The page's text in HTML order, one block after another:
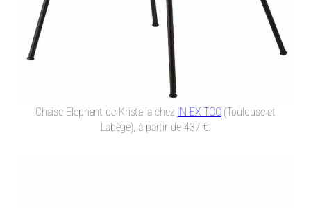
Chaise Elephant de Kristalia chez IN EX TOO(Toulouse et
Labège), à partir de 437 €.